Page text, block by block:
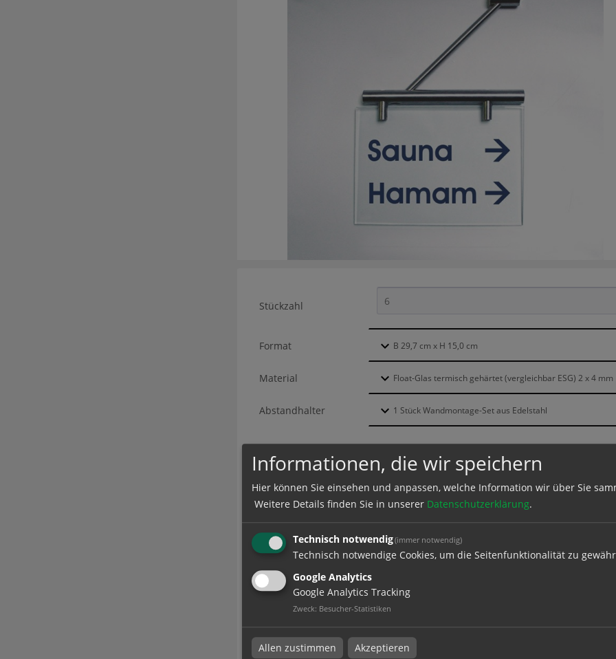
Stückzahl
Format
Material
Abstandhalter
Produktion und Versand
Lieferzeit
Absenderadresse
Alle Preise im Überblick
Informationen, die wir speichern
Hier können Sie einsehen und anpassen, welche Information wir über Sie
Weitere Details finden Sie in unserer Datenschutzerklärung.
Technisch notwendig(immer notwendig)
Technisch notwendige Cookies, um die Seitenfunktionalität zu
Google Analytics
Google Analytics Tracking
Zweck: Besucher-Statistiken
Allen zustimmen Akzeptieren